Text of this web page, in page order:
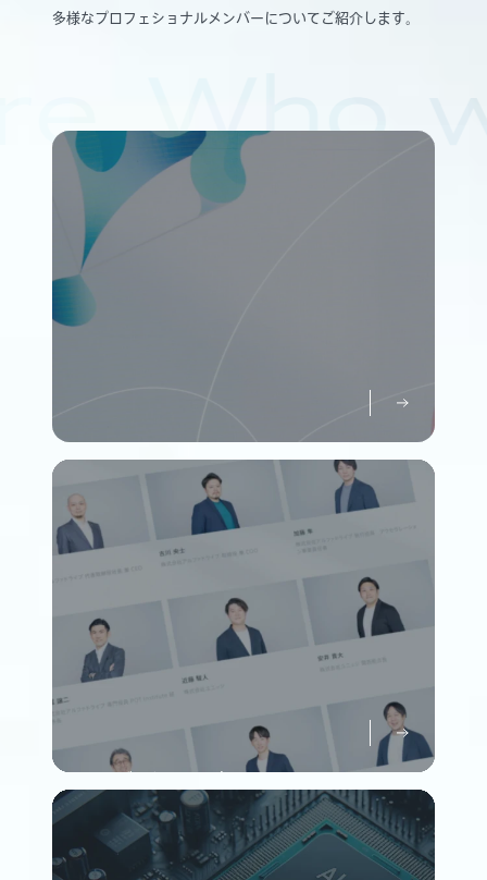
多様なプロフェショナルメンバーについてご紹介します。
Member